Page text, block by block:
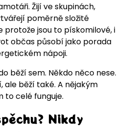
Žijí ve skupinách,
poměrně složité
protože jsou to pískomilové, i
občas působí jako porada
nápoji.
běží sem. Někdo něco nese.
ale běží také. A nějakým
to celé funguje.
Nikdy